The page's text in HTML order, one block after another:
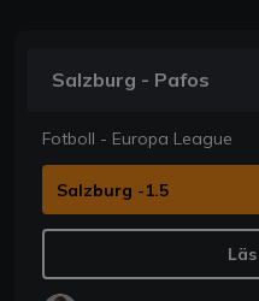
Salzburg - Pafos
Fotboll - Europa League
Salzburg -1.5